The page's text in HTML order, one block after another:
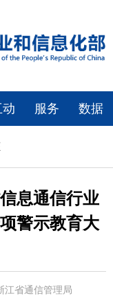
动 服务 数据
息通信行业
警示教育大
江省通信管理局